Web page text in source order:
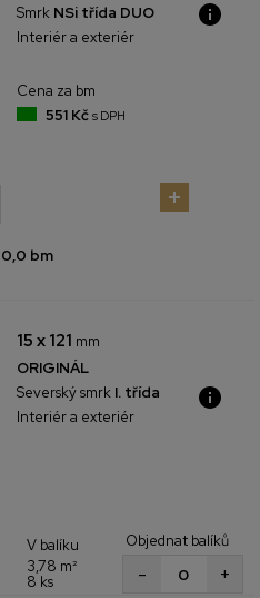
Smrk NSi třída DUO
Interiér a exteriér
Cena za bm
551 Kč s DPH
0,0 bm
15 x 121 mm
ORIGINÁL
Severský smrk I. třída
Interiér a exteriér
V balíku
3,78 m²
8 ks
Objednat balíků
+
-